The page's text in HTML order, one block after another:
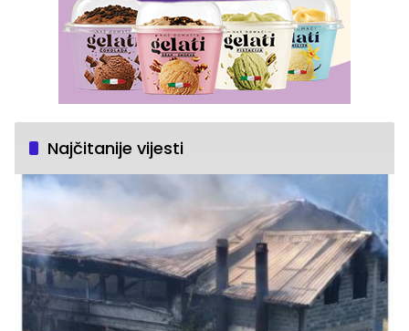
Najčitanije vijesti